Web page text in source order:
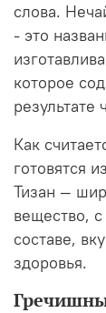
слова.
- это
которое
результате
Как
готовятся
Тизан —
вещество,
составе,
здоровья.